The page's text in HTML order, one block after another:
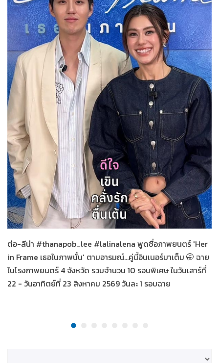
08-08-2569
Her in Frame เธอในภาพนั้น
ต่อ-ลีน่า #thanapob_lee #lalinalena พูดชื่อภาพยนตร์ 'Her
in Frame เธอในภาพนั้น' ตามอารมณ์...คู่นี้อินเนอร์มาเต็ม 🤭 ฉาย
ในโรงภาพยนตร์ 4 จังหวัด รวมจำนวน 10 รอบพิเศษ ในวันเสาร์ที่
22 - วันอาทิตย์ที่ 23 สิงหาคม 2569 วันละ 1 รอบฉาย